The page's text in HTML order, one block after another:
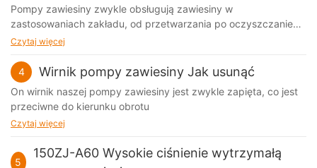
Pompy zawiesiny zwykle obsługują zawiesiny w
zastosowaniach zakładu, od przetwarzania po oczyszczanie
ścieków. Obsługa tej mieszanki stałej cieczy jest trudna
Czytaj więcej
4 Wirnik pompy zawiesiny Jak usunąć
On wirnik naszej pompy zawiesiny jest zwykle zapięta, co jest
przeciwne do kierunku obrotu
Czytaj więcej
5
150ZJ-A60 Wysokie ciśnienie wytrzymałą